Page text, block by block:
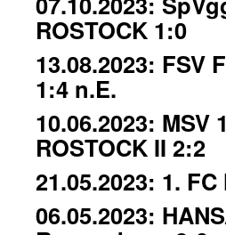
ROSTOCK 1:0
13.08.2023: FSV
1:4 n.E.
10.06.2023: MSV
ROSTOCK II 2:2
21.05.2023: 1.
06.05.2023: